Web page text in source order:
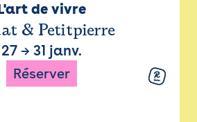
de vivre
& Petitpierre
27 → 31 janv.
Réserver